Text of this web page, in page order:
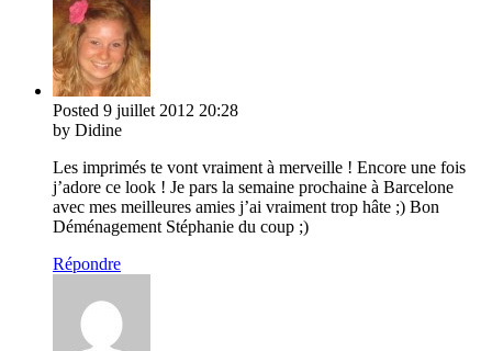
Posted 9 juillet 2012 20:28
by Didine
Les imprimés te vont vraiment à merveille ! Encore une fois
j’adore ce look ! Je pars la semaine prochaine à Barcelone
avec mes meilleures amies j’ai vraiment trop hâte ;) Bon
Déménagement Stéphanie du coup ;)
Répondre